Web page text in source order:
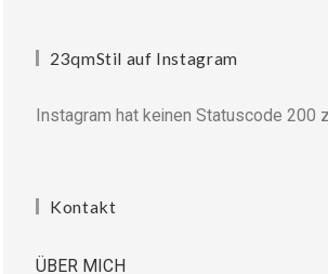
23qmStil auf Instagram
Instagram hat keinen Statuscode 200
Kontakt
ÜBER MICH